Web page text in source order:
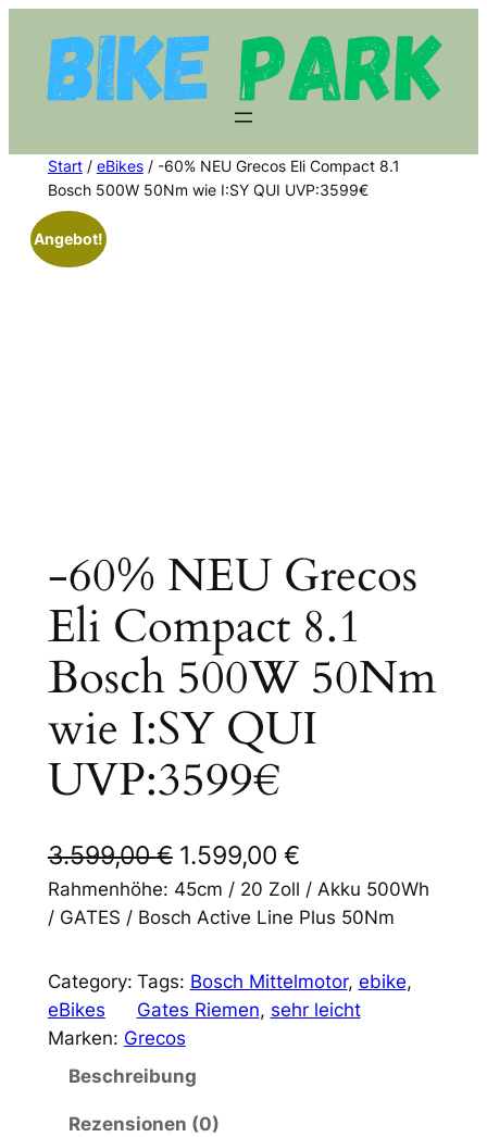
Inhalt
springen
Start/ eBikes/ -60% NEU Grecos Eli Compact 8.1
Bosch 500W 50Nm wie I:SY QUI UVP:3599€
Angebot!
-60% NEU Grecos
Eli Compact 8.1
Bosch 500W 50Nm
wie I:SY QUI
UVP:3599€
3.599,00€ U
r
s
p
r
ü
n
g
1.599,00 €A
k
t
e
Rahmenhöhe: 45cm / 20 Zoll / Akku 500Wh
/ GATES / Bosch Active Line Plus 50Nm
Category:
eBikes
Tags: Bosch Mittelmotor, ebike
Gates Riemen, sehr leicht
Marken: Grecos
Beschreibung
Rezensionen (0)